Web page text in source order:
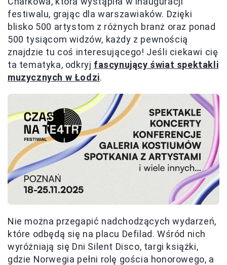
festiwalu, grając dla warszawiaków. Dzięki
blisko 500 artystom z różnych branż oraz ponad
500 tysiącom widzów, każdy z pewnością
znajdzie tu coś interesującego! Jeśli ciekawi cię
ta tematyka, odkryj fascynujący świat spektakli
muzycznych w Łodzi.
Nie można przegapić nadchodzących wydarzeń,
które odbędą się na placu Defilad. Wśród nich
wyróżniają się Dni Silent Disco, targi książki,
gdzie Norwegia pełni rolę gościa honorowego, a